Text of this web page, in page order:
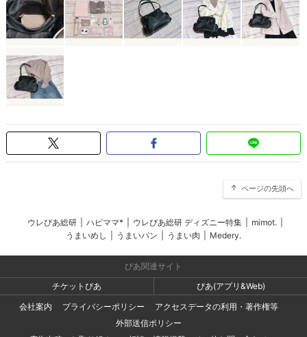
ページの先頭へ
ウレぴあ総研 ハピママ* ウレぴあ総研 ディズニー特集 mimot.
うまいめし
うまいパン うまい肉 Medery.
ぴあ関連サイト
チケットぴあ
ぴあ(アプリ&Web)
会社案内
プライバシーポリシー
アクセスデータの利用・著作権等
外部送信ポリシー